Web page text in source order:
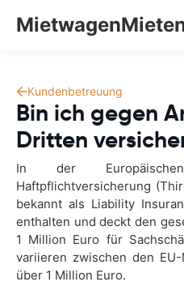
Kundenbetreuung
Bin ich gegen
Dritten
In der
Haftpflichtversicherung
bekannt als Liability
enthalten und deckt den
1 Million Euro für
variieren zwischen den
über 1 Million Euro.